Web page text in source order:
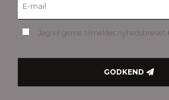
Jeg vil gerne tilmeldes nyhedsbrevet
GODKEND